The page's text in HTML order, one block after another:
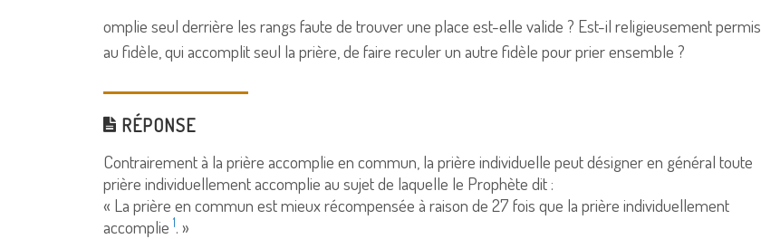
omplie seul derrière les rangs faute de trouver une place est-elle valide ? Est-il religieusement permis
au fidèle, qui accomplit seul la prière, de faire reculer un autre fidèle pour prier ensemble ?
RÉPONSE
Contrairement à la prière accomplie en commun, la prière individuelle peut désigner en général toute
prière individuellement accomplie au sujet de laquelle le Prophète dit :
« La prière en commun est mieux récompensée à raison de 27 fois que la prière individuellement
accomplie 1. »